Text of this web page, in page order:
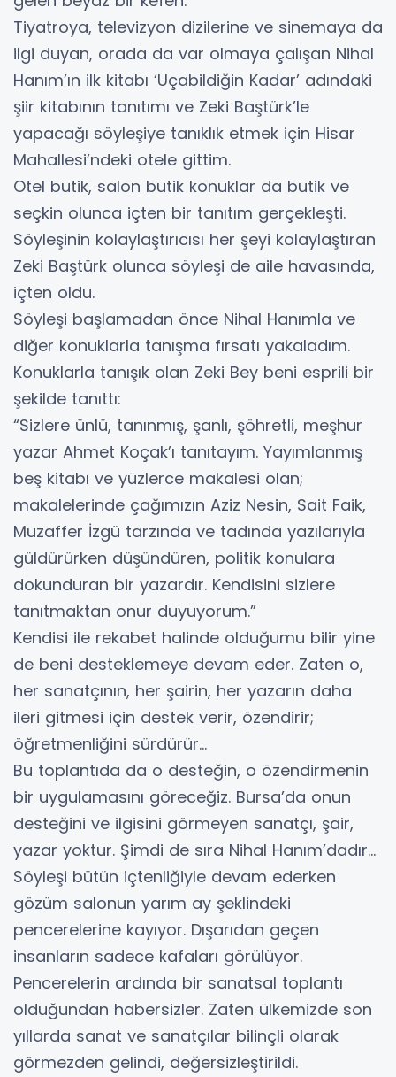
Tiyatroya, televizyon dizilerine ve sinemaya da
ilgi duyan, orada da var olmaya çalışan Nihal
Hanım’ın ilk kitabı ‘Uçabildiğin Kadar’ adındaki
şiir kitabının tanıtımı ve Zeki Baştürk’le
yapacağı söyleşiye tanıklık etmek için Hisar
Mahallesi’ndeki otele gittim.
Otel butik, salon butik konuklar da butik ve
seçkin olunca içten bir tanıtım gerçekleşti.
Söyleşinin kolaylaştırıcısı her şeyi kolaylaştıran
Zeki Baştürk olunca söyleşi de aile havasında,
içten oldu.
Söyleşi başlamadan önce Nihal Hanımla ve
diğer konuklarla tanışma fırsatı yakaladım.
Konuklarla tanışık olan Zeki Bey beni esprili bir
şekilde tanıttı:
“Sizlere ünlü, tanınmış, şanlı, şöhretli, meşhur
yazar Ahmet Koçak’ı tanıtayım. Yayımlanmış
beş kitabı ve yüzlerce makalesi olan;
makalelerinde çağımızın Aziz Nesin, Sait Faik,
Muzaffer İzgü tarzında ve tadında yazılarıyla
güldürürken düşündüren, politik konulara
dokunduran bir yazardır. Kendisini sizlere
tanıtmaktan onur duyuyorum.”
Kendisi ile rekabet halinde olduğumu bilir yine
de beni desteklemeye devam eder. Zaten o,
her sanatçının, her şairin, her yazarın daha
ileri gitmesi için destek verir, özendirir;
öğretmenliğini sürdürür…
Bu toplantıda da o desteğin, o özendirmenin
bir uygulamasını göreceğiz. Bursa’da onun
desteğini ve ilgisini görmeyen sanatçı, şair,
yazar yoktur. Şimdi de sıra Nihal Hanım’dadır…
Söyleşi bütün içtenliğiyle devam ederken
gözüm salonun yarım ay şeklindeki
pencerelerine kayıyor. Dışarıdan geçen
insanların sadece kafaları görülüyor.
Pencerelerin ardında bir sanatsal toplantı
olduğundan habersizler. Zaten ülkemizde son
yıllarda sanat ve sanatçılar bilinçli olarak
görmezden gelindi, değersizleştirildi.